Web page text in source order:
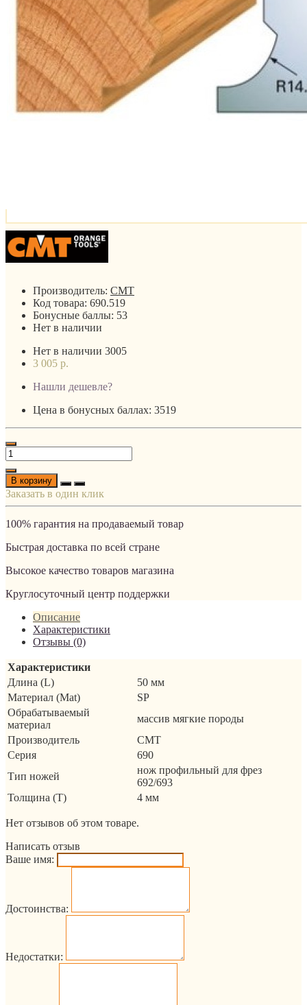
Производитель: CMT
Код товара: 690.519
Бонусные баллы: 53
Нет в наличии
Нет в наличии 3005
3 005 р.
Нашли дешевле?
Цена в бонусных баллах: 3519
В корзину
Заказать в один клик
100% гарантия на продаваемый товар
Быстрая доставка по всей стране
Высокое качество товаров магазина
Круглосуточный центр поддержки
Описание
Характеристики
Отзывы (0)
Характеристики
Длина (L)
50 мм
Материал (Mat)
SP
Обрабатываемый
материал
массив мягкие породы
Производитель
CMT
Серия
690
Тип ножей
нож профильный для фрез
692/693
Толщина (T)
4 мм
Нет отзывов об этом товаре.
Написать отзыв
Ваше имя:
Достоинства:
Недостатки: